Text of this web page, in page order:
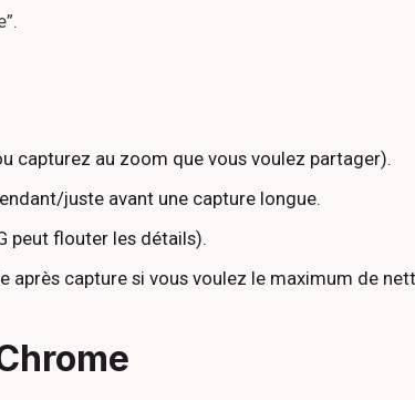
capturez au zoom que vous voulez partager).
juste avant une capture longue.
peut flouter les détails).
après capture si vous voulez le maximum de